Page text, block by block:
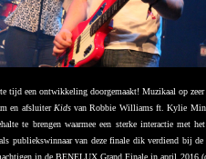
tijd een ontwikkeling doorgemaakt! Muzikaal op zeer
en afsluiter Kidsvan Robbie Williams ft. Kylie
te brengen waarmee een sterke interactie met
publiekswinnaar van deze finale dik verdiend bij de
in de BENELUX Grand Finale in april 2016